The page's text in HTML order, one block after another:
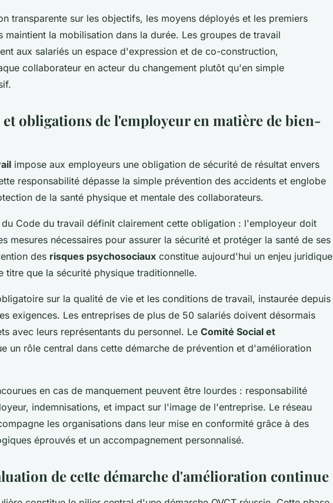
transparente sur les objectifs, les moyens déployés et les premiers
maintient la mobilisation dans la durée. Les groupes de travail
aux salariés un espace d'expression et de co-construction,
collaborateur en acteur du changement plutôt qu'en simple
et obligations de l'employeur en matière de bien-
impose aux employeurs une obligation de sécurité de résultat envers
responsabilité dépasse la simple prévention des accidents et englobe
de la santé physique et mentale des collaborateurs.
du Code du travail définit clairement cette obligation : l'employeur doit
mesures nécessaires pour assurer la sécurité et protéger la santé de ses
des risques psychosociaux constitue aujourd'hui un enjeu juridique
titre que la sécurité physique traditionnelle.
sur la qualité de vie et les conditions de travail, instaurée depuis
exigences. Les entreprises de plus de 50 salariés doivent désormais
avec leurs représentants du personnel. Le Comité Social et
un rôle central dans cette démarche de prévention et d'amélioration
en cas de manquement peuvent être lourdes : responsabilité
indemnisations, et impact sur l'image de l'entreprise. Le réseau
les organisations dans leur mise en conformité grâce à des
éprouvés et un accompagnement personnalisé.
de cette démarche d'amélioration continue